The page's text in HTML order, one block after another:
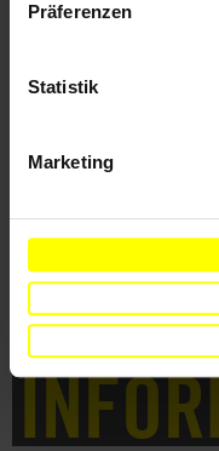
Präferenzen
Statistik
Marketing
Indonesien
Wirtschaftliche, Soziale
BLEIB